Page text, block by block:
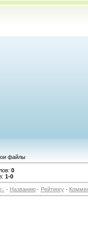
файлы
: 0
: 1-0
· Названию· Рейтингу·